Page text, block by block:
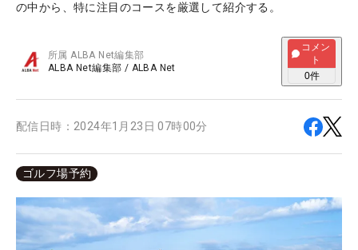
の中から、特に注目のコースを厳選して紹介する。
所属ALBA Net編集部
ALBA Net編集部 / ALBA Net
コメン
ト
0件
配信日時： 2024年1月23日 07時00分
ゴルフ場予約